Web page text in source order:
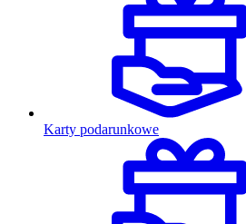
Karty podarunkowe